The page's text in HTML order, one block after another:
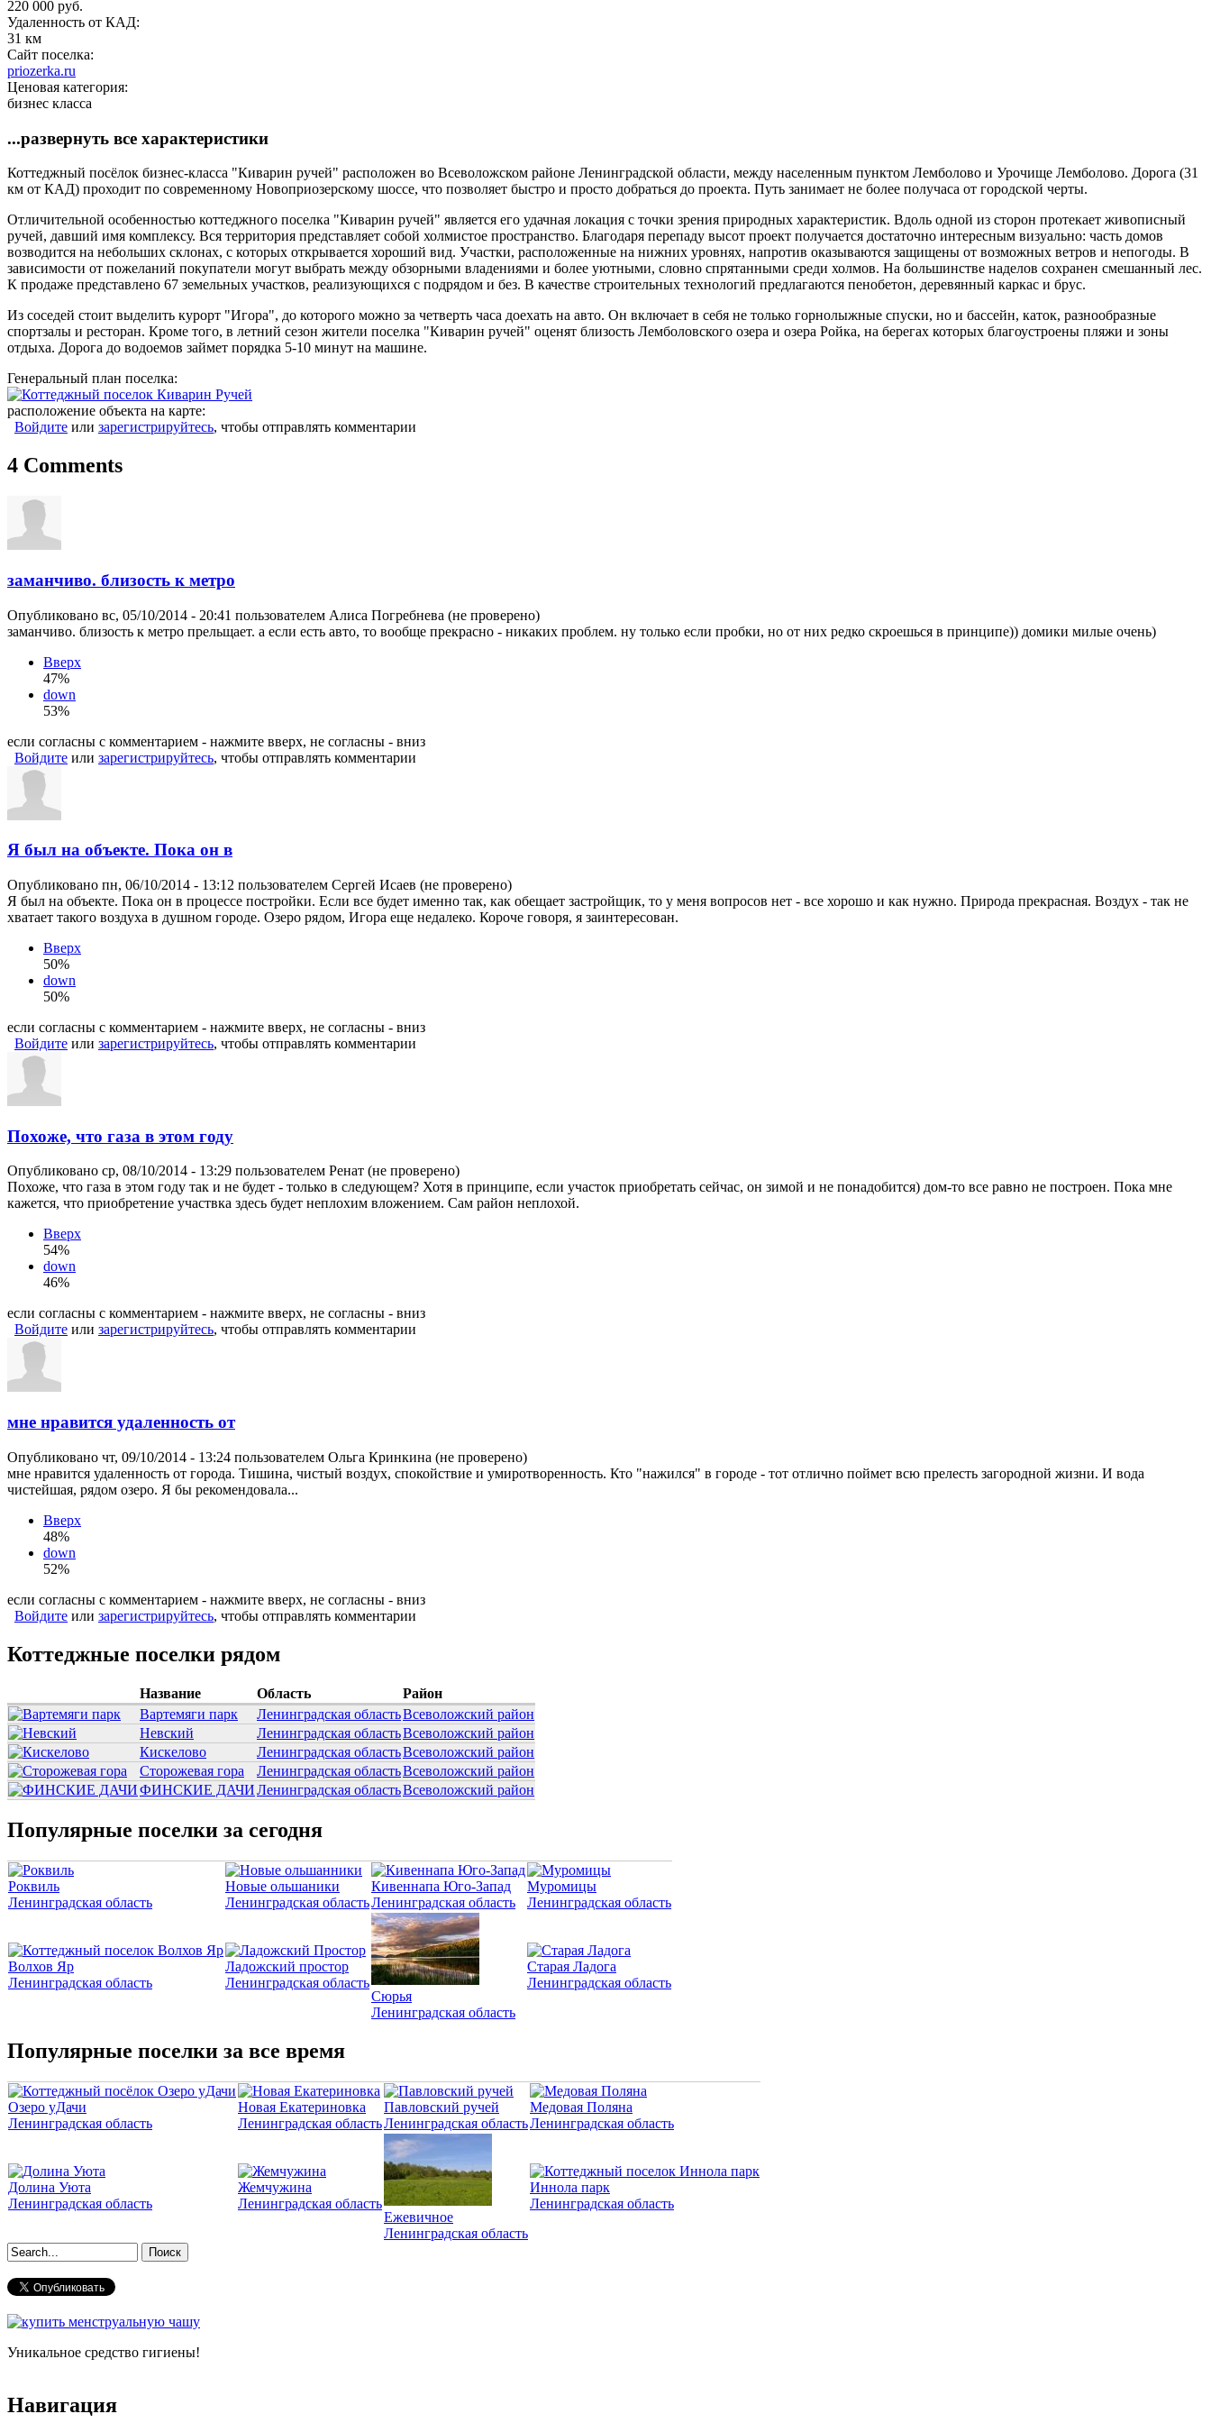
220 000 руб.
Удаленность от КАД:
31 км
Сайт поселка:
priozerka.ru
Ценовая категория:
бизнес класса
...развернуть все характеристики
Коттеджный посёлок бизнес-класса "Киварин ручей" расположен во Всеволожском районе Ленинградской области, между населенным пунктом Лемболово и Урочище Лемболово. Дорога (31
км от КАД) проходит по современному Новоприозерскому шоссе, что позволяет быстро и просто добраться до проекта. Путь занимает не более получаса от городской черты.
Отличительной особенностью коттеджного поселка "Киварин ручей" является его удачная локация с точки зрения природных характеристик. Вдоль одной из сторон протекает живописный
ручей, давший имя комплексу. Вся территория представляет собой холмистое пространство. Благодаря перепаду высот проект получается достаточно интересным визуально: часть домов
возводится на небольших склонах, с которых открывается хороший вид. Участки, расположенные на нижних уровнях, напротив оказываются защищены от возможных ветров и непогоды. В
зависимости от пожеланий покупатели могут выбрать между обзорными владениями и более уютными, словно спрятанными среди холмов. На большинстве наделов сохранен смешанный лес.
К продаже представлено 67 земельных участков, реализующихся с подрядом и без. В качестве строительных технологий предлагаются пенобетон, деревянный каркас и брус.
Из соседей стоит выделить курорт "Игора", до которого можно за четверть часа доехать на авто. Он включает в себя не только горнолыжные спуски, но и бассейн, каток, разнообразные
спортзалы и ресторан. Кроме того, в летний сезон жители поселка "Киварин ручей" оценят близость Лемболовского озера и озера Ройка, на берегах которых благоустроены пляжи и зоны
отдыха. Дорога до водоемов займет порядка 5-10 минут на машине.
Генеральный план поселка:
расположение объекта на карте:
Войдите или зарегистрируйтесь, чтобы отправлять комментарии
4 Comments
заманчиво. близость к метро
Опубликовано вс, 05/10/2014 - 20:41 пользователем Алиса Погребнева (не проверено)
заманчиво. близость к метро прельщает. а если есть авто, то вообще прекрасно - никаких проблем. ну только если пробки, но от них редко скроешься в принципе)) домики милые очень)
Вверх
47%
down
53%
если согласны с комментарием - нажмите вверх, не согласны - вниз
Войдите или зарегистрируйтесь, чтобы отправлять комментарии
Я был на объекте. Пока он в
Опубликовано пн, 06/10/2014 - 13:12 пользователем Сергей Исаев (не проверено)
Я был на объекте. Пока он в процессе постройки. Если все будет именно так, как обещает застройщик, то у меня вопросов нет - все хорошо и как нужно. Природа прекрасная. Воздух - так не
хватает такого воздуха в душном городе. Озеро рядом, Игора еще недалеко. Короче говоря, я заинтересован.
Вверх
50%
down
50%
если согласны с комментарием - нажмите вверх, не согласны - вниз
Войдите или зарегистрируйтесь, чтобы отправлять комментарии
Похоже, что газа в этом году
Опубликовано ср, 08/10/2014 - 13:29 пользователем Ренат (не проверено)
Похоже, что газа в этом году так и не будет - только в следующем? Хотя в принципе, если участок приобретать сейчас, он зимой и не понадобится) дом-то все равно не построен. Пока мне
кажется, что приобретение участвка здесь будет неплохим вложением. Сам район неплохой.
Вверх
54%
down
46%
если согласны с комментарием - нажмите вверх, не согласны - вниз
Войдите или зарегистрируйтесь, чтобы отправлять комментарии
мне нравится удаленность от
Опубликовано чт, 09/10/2014 - 13:24 пользователем Ольга Кринкина (не проверено)
мне нравится удаленность от города. Тишина, чистый воздух, спокойствие и умиротворенность. Кто "нажился" в городе - тот отлично поймет всю прелесть загородной жизни. И вода
чистейшая, рядом озеро. Я бы рекомендовала...
Вверх
48%
down
52%
если согласны с комментарием - нажмите вверх, не согласны - вниз
Войдите или зарегистрируйтесь, чтобы отправлять комментарии
Коттеджные поселки рядом
Название Область
Район
Вартемяги парк
Ленинградская областьВсеволожский район
Невский
Ленинградская областьВсеволожский район
Кискелово
Ленинградская областьВсеволожский район
Сторожевая гора
Ленинградская областьВсеволожский район
ФИНСКИЕ ДАЧИЛенинградская областьВсеволожский район
Популярные поселки за сегодня
Роквиль
Ленинградская область
Новые ольшаники
Ленинградская область
Кивеннапа Юго-Запад
Ленинградская область
Муромицы
Ленинградская область
Волхов Яр
Ленинградская область
Ладожский простор
Ленинградская область
Сюрья
Ленинградская область
Старая Ладога
Ленинградская область
Популярные поселки за все время
Озеро уДачи
Ленинградская область
Новая Екатериновка
Ленинградская область
Павловский ручей
Ленинградская область
Медовая Поляна
Ленинградская область
Долина Уюта
Ленинградская область
Жемчужина
Ленинградская область
Ежевичное
Ленинградская область
Иннола парк
Ленинградская область
Форма поиска
Уникальное средство гигиены!
Навигация